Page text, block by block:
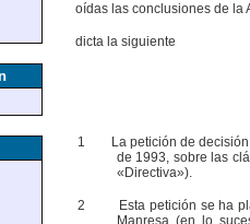
oídas las conclusiones de la
dicta la siguiente
1 La petición de decisión
de 1993, sobre las
«Directiva»).
2 Esta petición se ha